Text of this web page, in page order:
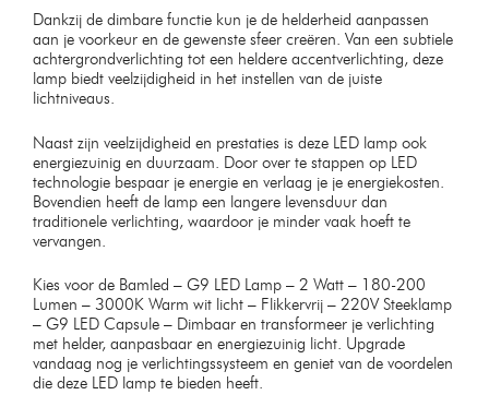
Dankzij de dimbare functie kun je de helderheid aanpassen
aan je voorkeur en de gewenste sfeer creëren. Van een subtiele
achtergrondverlichting tot een heldere accentverlichting, deze
lamp biedt veelzijdigheid in het instellen van de juiste
lichtniveaus.
Naast zijn veelzijdigheid en prestaties is deze LED lamp ook
energiezuinig en duurzaam. Door over te stappen op LED
technologie bespaar je energie en verlaag je je energiekosten.
Bovendien heeft de lamp een langere levensduur dan
traditionele verlichting, waardoor je minder vaak hoeft te
vervangen.
Kies voor de Bamled – G9 LED Lamp – 2 Watt – 180-200
Lumen – 3000K Warm wit licht – Flikkervrij – 220V Steeklamp
– G9 LED Capsule – Dimbaar en transformeer je verlichting
met helder, aanpasbaar en energiezuinig licht. Upgrade
vandaag nog je verlichtingssysteem en geniet van de voordelen
die deze LED lamp te bieden heeft.